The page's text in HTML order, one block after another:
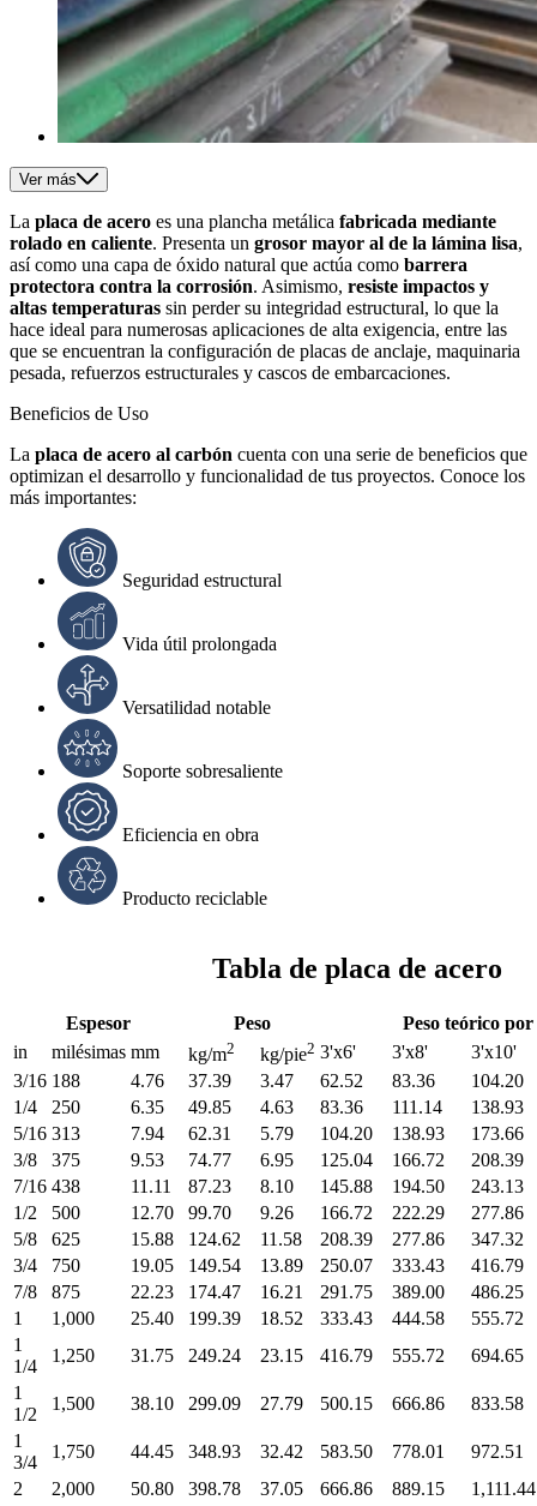
Ver más
La placa de acero es una plancha metálica fabricada mediante
rolado en caliente. Presenta un grosor mayor al de la lámina lisa,
así como una capa de óxido natural que actúa como barrera
protectora contra la corrosión. Asimismo, resiste impactos y
altas temperaturas sin perder su integridad estructural, lo que la
hace ideal para numerosas aplicaciones de alta exigencia, entre las
que se encuentran la configuración de placas de anclaje, maquinaria
pesada, refuerzos estructurales y cascos de embarcaciones.
Beneficios de Uso
La placa de acero al carbón cuenta con una serie de beneficios que
optimizan el desarrollo y funcionalidad de tus proyectos. Conoce los
más importantes:
Seguridad estructural
Vida útil prolongada
Versatilidad notable
Soporte sobresaliente
Eficiencia en obra
Producto reciclable
Tabla de placa de acero
Espesor Peso
Peso teórico
in
milésimas mm kg/m2 kg/pie2 3'x6' 3'x8'
3'x10'
3/16 188 4.76 37.39 3.47 62.52 83.36
104.20
1/4
250 6.35 49.85 4.63 83.36 111.14
138.93
5/16 313 7.94 62.31 5.79 104.20 138.93
173.66
3/8
375 9.53 74.77 6.95 125.04 166.72
208.39
7/16 438 11.11 87.23 8.10 145.88 194.50
243.13
1/2
500 12.70 99.70 9.26 166.72 222.29
277.86
5/8
625 15.88 124.62 11.58 208.39 277.86
347.32
3/4
750 19.05 149.54 13.89 250.07 333.43
416.79
7/8
875 22.23 174.47 16.21 291.75 389.00
486.25
1
1,000 25.40 199.39 18.52 333.43 444.58
555.72
1
1/4
1,250 31.75 249.24 23.15 416.79 555.72
694.65
1
1/2
1,500 38.10 299.09 27.79 500.15 666.86
833.58
1
3/4
1,750 44.45 348.93 32.42 583.50 778.01
972.51
2
2,000 50.80 398.78 37.05 666.86 889.15
1,111.44